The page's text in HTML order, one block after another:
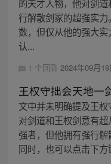
的天才人物，他对剑
行解散剑冢的超强实
数，但仅从他的强大
认...
1 个回答 2024年09月
王权守拙会天地一
文中并未明确提及王
对剑道和王权剑意有
强者，但他拥有强行
同时，也可以点击下